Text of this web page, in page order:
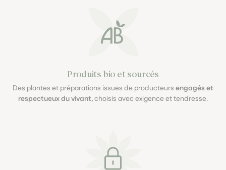
Produits bio et sourcés
Des plantes et préparations issues de producteurs engagés et
respectueux du vivant, choisis avec exigence et tendresse.